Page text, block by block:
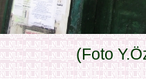
(Foto